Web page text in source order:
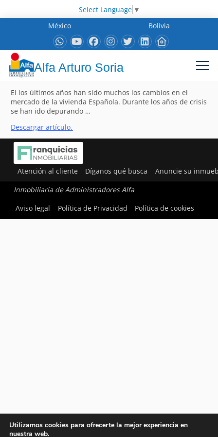
Select Language ▼
México
Bolivia
Alfa Arturo Soria
El los últimos años han sido muchos los cambios en el
mercado de la vivienda Española. Durante los años de crisis
se han ido depurando …
Descargar artículo.
Atención al cliente Díganos qué busca Anuncie su
Inmobiliaria de Administradores Alfa
Aviso legal
Política de Privacidad Política de cookies
Utilizamos cookies para ofrecerte la mejor experiencia en
nuestra web.